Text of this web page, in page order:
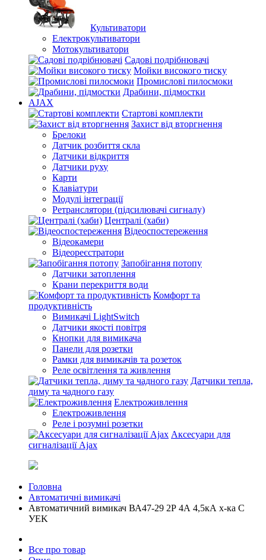
Культиватори
Електрокультиватори
Мотокультиватори
Садові подрібнювачі
Мойки високого тиску
Промислові пилосмоки
Драбини, підмостки
AJAX
Стартові комплекти
Захист від вторгнення
Брелоки
Датчик розбиття скла
Датчики відкриття
Датчики руху
Карти
Клавіатури
Модулі інтеграції
Ретранслятори (підсилювачі сигналу)
Централі (хаби)
Відеоспостереження
Відеокамери
Відеореєстратори
Запобігання потопу
Датчики затоплення
Крани перекриття води
Комфорт та
продуктивність
Вимикачі LightSwitch
Датчики якості повітря
Кнопки для вимикача
Панели для розетки
Рамки для вимикачів та розеток
Реле освітлення та живлення
Датчики тепла,
диму та чадного газу
Електроживлення
Електроживлення
Реле і розумні розетки
Аксесуари для
сигналізації Ajax
Головна
Автоматичні вимикачі
Автоматичний вимикач ВА47-29 2Р 4А 4,5кА х-ка C
УEK
Все про товар